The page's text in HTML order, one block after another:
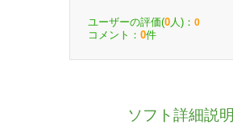
ユーザーの評価(0 人)： 0
コメント： 0件
ソフト詳細説明